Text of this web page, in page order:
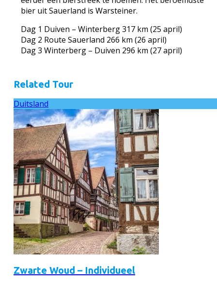
bier uit Sauerland is Warsteiner.
Dag 1 Duiven – Winterberg 317 km (25 april)
Dag 2 Route Sauerland 266 km (26 april)
Dag 3 Winterberg – Duiven 296 km (27 april)
Related Tour
Duitsland
Zwarte Woud – Individueel